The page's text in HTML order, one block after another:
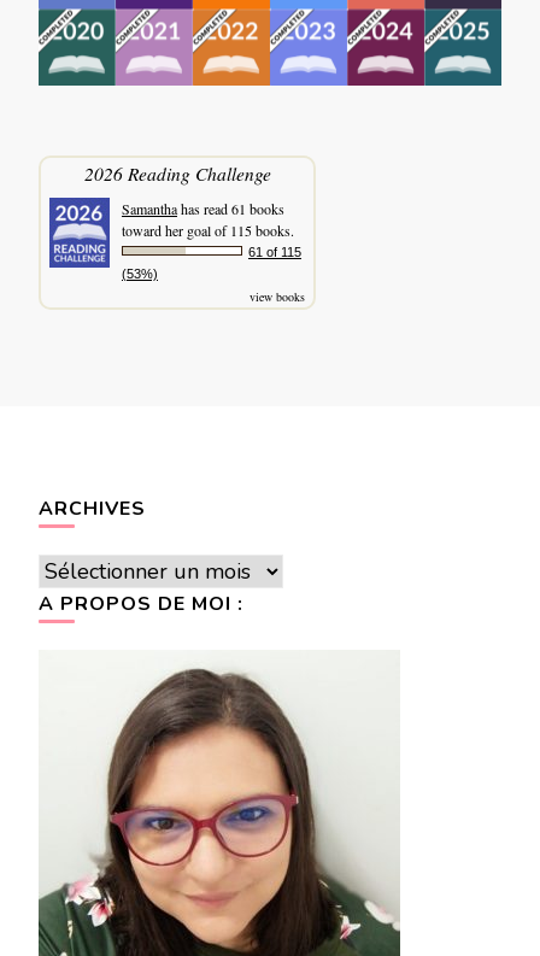
2026 Reading Challenge
Samanthahas read 61 books
toward her goal of 115 books.
61 of 115
(53%)
view books
ARCHIVES
Archives
A PROPOS DE MOI :